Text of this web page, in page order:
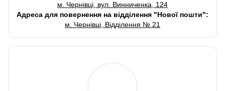
м. Чернівці, вул. Винниченка, 124
Адреса для повернення на відділення "Нової пошти":
м. Чернівці, Відділення № 21